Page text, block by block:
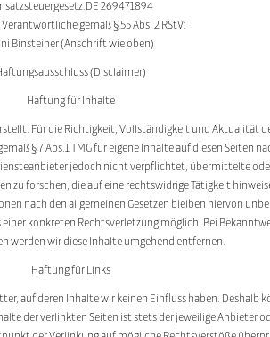
269471894
gemäß § 55 Abs. 2 RStV:
Binsteiner (Anschrift wie oben)
(Disclaimer)
Haftung für Inhalte
Für die Richtigkeit, Vollständigkeit und Aktualität
§ 7 Abs.1 TMG für eigene Inhalte auf diesen Seiten
jedoch nicht verpflichtet, übermittelte
zu forschen, die auf eine rechtswidrige Tätigkeit
nach den allgemeinen Gesetzen bleiben hiervon
konkreten Rechtsverletzung möglich. Bei
werden wir diese Inhalte umgehend entfernen.
Haftung für Links
auf deren Inhalte wir keinen Einfluss haben. Deshalb
der verlinkten Seiten ist stets der jeweilige Anbieter